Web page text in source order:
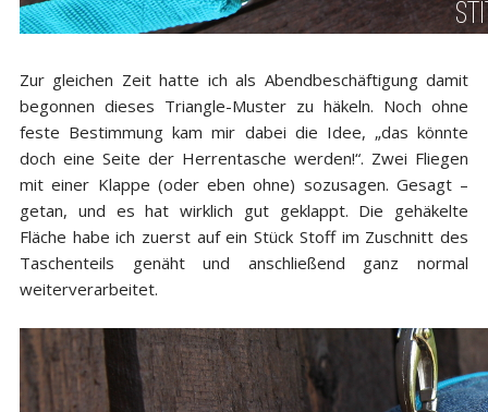
Zur gleichen Zeit hatte ich als Abendbeschäftigung damit
begonnen dieses Triangle-Muster zu häkeln. Noch ohne
feste Bestimmung kam mir dabei die Idee, „das könnte
doch eine Seite der Herrentasche werden!“. Zwei Fliegen
mit einer Klappe (oder eben ohne) sozusagen. Gesagt –
getan, und es hat wirklich gut geklappt. Die gehäkelte
Fläche habe ich zuerst auf ein Stück Stoff im Zuschnitt des
Taschenteils genäht und anschließend ganz normal
weiterverarbeitet.